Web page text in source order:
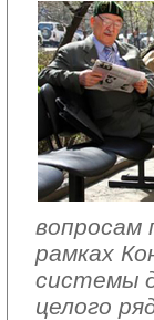
вопросам
рамках
системы
целого